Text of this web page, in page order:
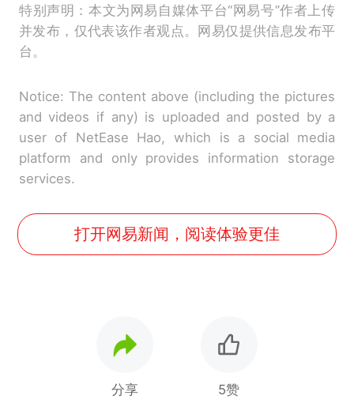
特别声明：本文为网易自媒体平台“网易号”作者上传
并发布，仅代表该作者观点。网易仅提供信息发布平
台。
Notice: The content above (including the pictures
and videos if any) is uploaded and posted by a
user of NetEase Hao, which is a social media
platform and only provides information storage
services.
打开网易新闻，阅读体验更佳
分享 5赞